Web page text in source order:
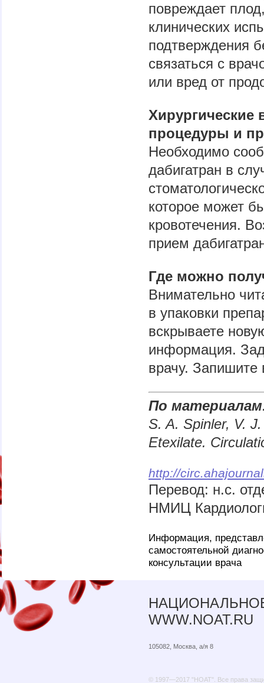
повреждает
клинических
подтверждения
связаться с
или вред от
Хирургические
процедуры и
Необходимо
дабигатран в
которое может
кровотечения.
прием
Где можно
Внимательно
в упаковки
вскрываете
информация.
врачу. Запишите
По материалам
S. A. Spinler, V.
Etexilate.
http://
Перевод: н.с.
НМИЦ
Информация,
самостоятельной
консультации врача
WWW.NOAT.RU
105082, Москва, а/я 8
© 1997—2017 "НОАТ". Все права